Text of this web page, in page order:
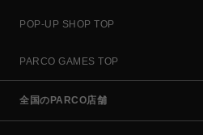
POP-UP SHOP TOP
PARCO GAMES TOP
全国のPARCO店舗